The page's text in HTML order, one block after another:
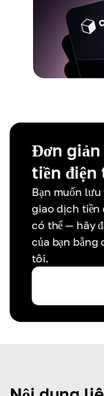
Đơn
tiền điện
Bạn muốn
giao dịch tiền
có thể — hãy
của bạn bằng
tôi.